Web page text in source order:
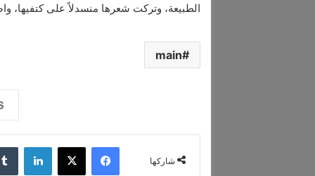
الطبيعة، وتركت شعرها منسدلاً على كتفيها،
main
شاركها
فيسبوك ‫X لينكدإن